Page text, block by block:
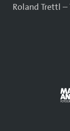
Roland Trettl